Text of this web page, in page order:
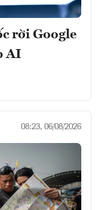
rời Google
AI
08:23, 06/08/2026